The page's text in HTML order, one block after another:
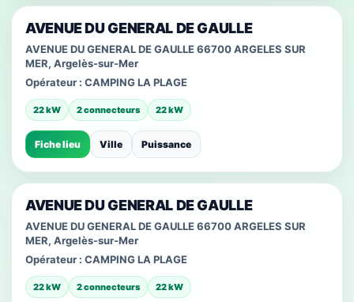
AVENUE DU GENERAL DE GAULLE
AVENUE DU GENERAL DE GAULLE 66700 ARGELES SUR
MER, Argelès-sur-Mer
Opérateur : CAMPING LA PLAGE
22 kW 2 connecteurs 22 kW
Fiche lieu Ville Puissance
AVENUE DU GENERAL DE GAULLE
AVENUE DU GENERAL DE GAULLE 66700 ARGELES SUR
MER, Argelès-sur-Mer
Opérateur : CAMPING LA PLAGE
22 kW 2 connecteurs 22 kW